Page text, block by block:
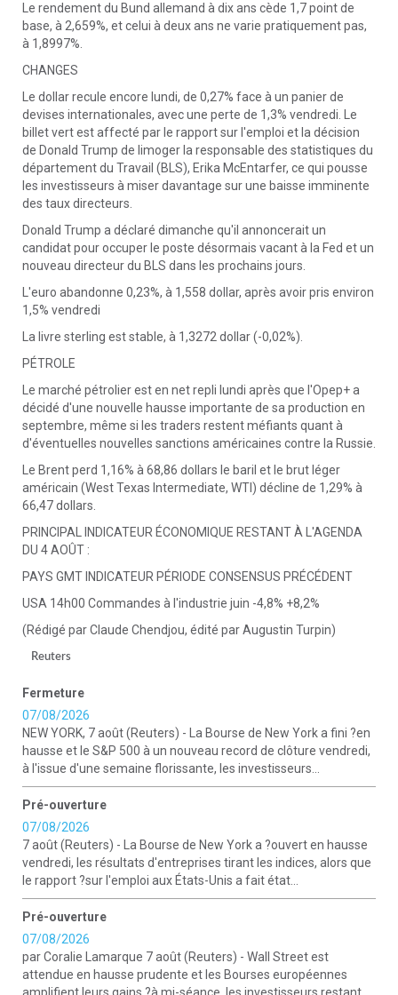
Le rendement du Bund allemand à dix ans cède 1,7 point de
base, à 2,659%, et celui à deux ans ne varie pratiquement pas,
à 1,8997%.
CHANGES
Le dollar recule encore lundi, de 0,27% face à un panier de
devises internationales, avec une perte de 1,3% vendredi. Le
billet vert est affecté par le rapport sur l'emploi et la décision
de Donald Trump de limoger la responsable des statistiques du
département du Travail (BLS), Erika McEntarfer, ce qui pousse
les investisseurs à miser davantage sur une baisse imminente
des taux directeurs.
Donald Trump a déclaré dimanche qu'il annoncerait un
candidat pour occuper le poste désormais vacant à la Fed et un
nouveau directeur du BLS dans les prochains jours.
L'euro abandonne 0,23%, à 1,558 dollar, après avoir pris environ
1,5% vendredi
La livre sterling est stable, à 1,3272 dollar (-0,02%).
PÉTROLE
Le marché pétrolier est en net repli lundi après que l'Opep+ a
décidé d'une nouvelle hausse importante de sa production en
septembre, même si les traders restent méfiants quant à
d'éventuelles nouvelles sanctions américaines contre la Russie.
Le Brent perd 1,16% à 68,86 dollars le baril et le brut léger
américain (West Texas Intermediate, WTI) décline de 1,29% à
66,47 dollars.
PRINCIPAL INDICATEUR ÉCONOMIQUE RESTANT À L'AGENDA
DU 4 AOÛT :
PAYS GMT INDICATEUR PÉRIODE CONSENSUS PRÉCÉDENT
USA 14h00 Commandes à l'industrie juin -4,8% +8,2%
(Rédigé par Claude Chendjou, édité par Augustin Turpin)
Reuters
Fermeture
07/08/2026
NEW YORK, 7 août (Reuters) - La Bourse de New York a fini ?en
hausse et le S&P 500 à un nouveau record de clôture vendredi,
à l'issue d'une semaine florissante, les investisseurs...
Pré-ouverture
07/08/2026
7 août (Reuters) - La Bourse de New York a ?ouvert en hausse
vendredi, les résultats d'entreprises tirant les indices, alors que
le rapport ?sur l'emploi aux États-Unis a fait état...
Pré-ouverture
07/08/2026
par Coralie Lamarque 7 août (Reuters) - Wall Street est
attendue en hausse prudente et les Bourses européennes